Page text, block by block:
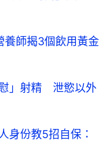
養師揭3個飲用黃金
」射精 泄慾以外
身份教5招自保：